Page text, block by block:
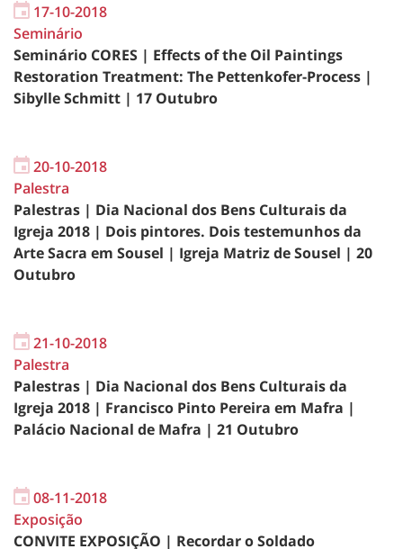
17-10-2018
Seminário
Seminário CORES | Effects of the Oil Paintings
Restoration Treatment: The Pettenkofer-Process |
Sibylle Schmitt | 17 Outubro
20-10-2018
Palestra
Palestras | Dia Nacional dos Bens Culturais da
Igreja 2018 | Dois pintores. Dois testemunhos da
Arte Sacra em Sousel | Igreja Matriz de Sousel | 20
Outubro
21-10-2018
Palestra
Palestras | Dia Nacional dos Bens Culturais da
Igreja 2018 | Francisco Pinto Pereira em Mafra |
Palácio Nacional de Mafra | 21 Outubro
08-11-2018
Exposição
CONVITE EXPOSIÇÃO | Recordar o Soldado